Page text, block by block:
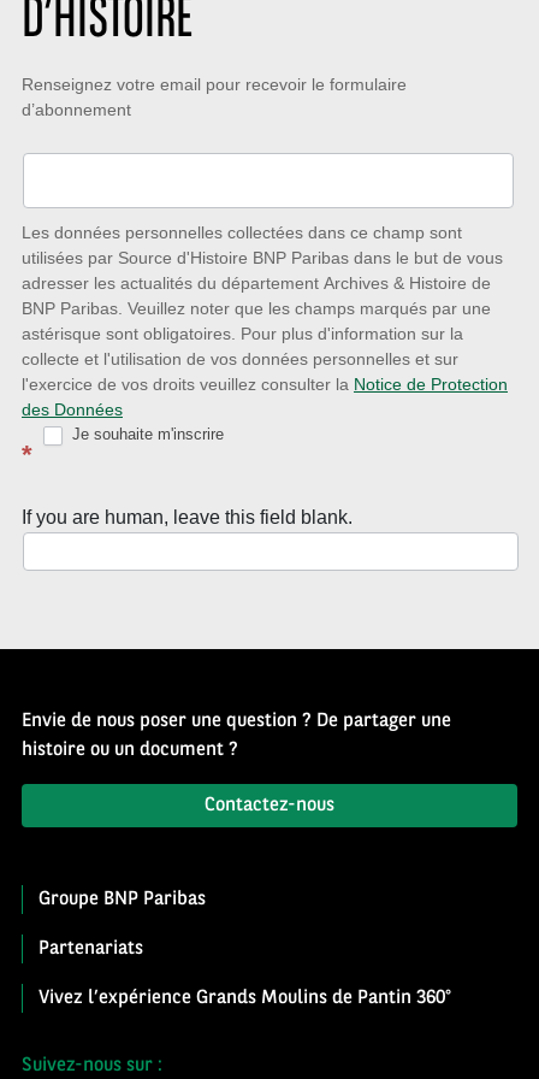
D’HISTOIRE
Restez
à
l’écoute
nouveautés
avec
la
Newsletter
Source
d’Histoire
Renseignez votre email pour recevoir le formulaire
d’abonnement
Les données personnelles collectées dans ce champ sont
utilisées par Source d'Histoire BNP Paribas dans le but de vous
adresser les actualités du département Archives & Histoire de
BNP Paribas. Veuillez noter que les champs marqués par une
astérisque sont obligatoires. Pour plus d'information sur la
collecte et l'utilisation de vos données personnelles et sur
l'exercice de vos droits veuillez consulter la Notice de Protection
des Données
*
Je souhaite m'inscrire
If you are human, leave this field blank.
Envie de nous poser une question ? De partager une
histoire ou un document ?
Contactez-nous
Groupe BNP Paribas
Partenariats
Vivez l’expérience Grands Moulins de Pantin 360°
Suivez-nous sur :